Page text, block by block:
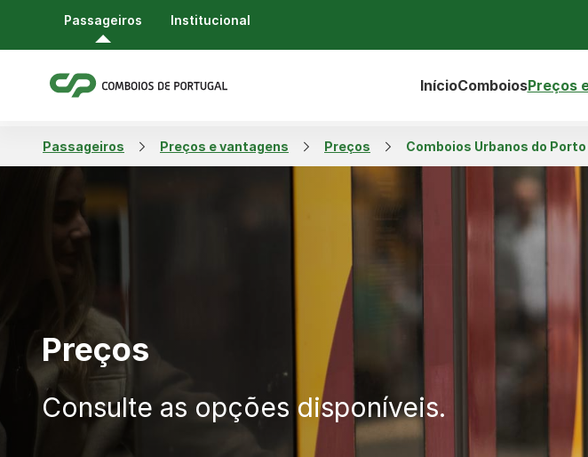
Institucional
Passageiros
InícioComboiosPreços
Passageiros Preços e vantagens Preços Comboios Urbanos do Porto
Preços
Consulte as opções disponíveis.